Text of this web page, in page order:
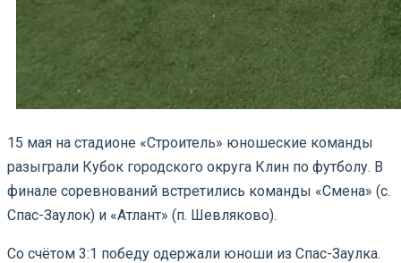
15 мая на стадионе «Строитель» юношеские команды
разыграли Кубок городского округа Клин по футболу. В
финале соревнований встретились команды «Смена» (с.
Спас-Заулок) и «Атлант» (п. Шевляково).
Со счётом 3:1 победу одержали юноши из Спас-Заулка.